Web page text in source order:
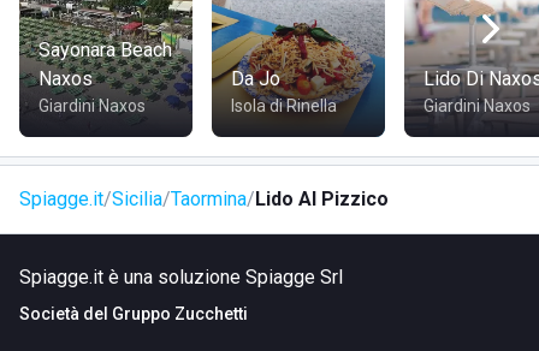
disponibili e proseguire poi verso il lungomare con linee
locali, taxi o a piedi. A piedi: se ti trovi già in zona, la
struttura è facilmente raggiungibile seguendo il lungomare
di Mazzeo fino a Piazza Pablo Pino.
Visita il sito di Lido Al Pizzico
Sayonara Beach
Naxos
Giardini Naxos
Da Jo
Isola di Rinella
Lido Di
Giardini Naxos
Spiagge.it Sicilia Taormina Lido Al Pizzico
Spiagge.it è una soluzione Spiagge Srl
Società del Gruppo Zucchetti